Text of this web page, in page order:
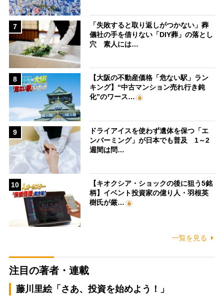
7
「失敗すると取り返しがつかない」葬
儀社の手を借りない「DIY葬」の落とし
穴 素人には…
8
【大阪の不動産価格「危ない駅」ラン
キング】“中古マンション売れ行き鈍
化”のワース…
9
ドライアイスを使わず遺体を保つ「エ
ンバーミング」が日本でも普及 1～2
週間は問…
10
【キオクシア・ショックの後に狙う5銘
柄】イベント投資家の億り人・羽根英
樹氏が厳…
一覧を見る
注目の著者・連載
藤川里絵「さあ、投資を始めよう！」